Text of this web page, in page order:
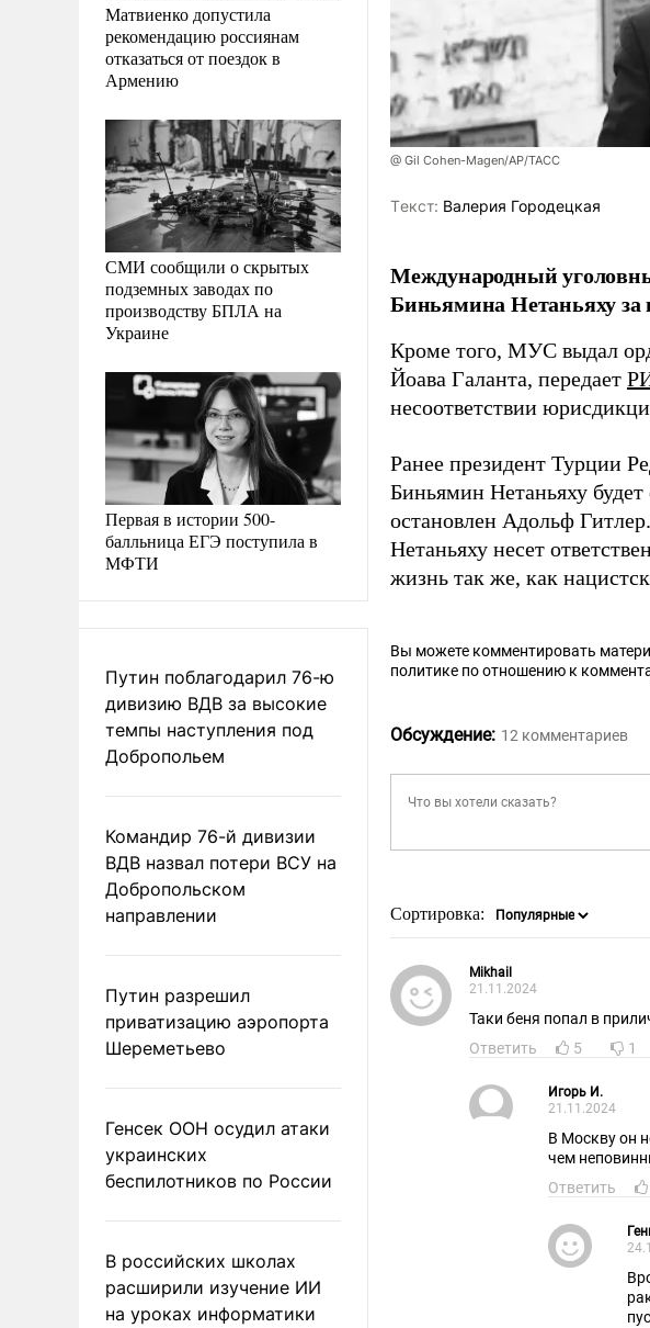
Матвиенко допустила
рекомендацию россиянам
отказаться от поездок в
Армению
СМИ сообщили о скрытых
подземных заводах по
производству БПЛА на
Украине
Первая в истории 500-
балльница ЕГЭ поступила в
МФТИ
Путин поблагодарил 76-ю
дивизию ВДВ за высокие
темпы наступления под
Добропольем
Командир 76-й дивизии
ВДВ назвал потери ВСУ на
Добропольском
направлении
Путин разрешил
приватизацию аэропорта
Шереметьево
Генсек ООН осудил атаки
украинских
беспилотников по России
В российских школах
расширили изучение ИИ
на уроках информатики
@ Gil Cohen-Magen/AP/ТАСС
Tекст: Валерия Городецкая
Международный
Биньямина Нетаньяху за
Кроме того, МУС выдал
Йоава Галанта, передает
несоответствии
Ранее президент Турции
Биньямин Нетаньяху
остановлен Адольф
Нетаньяху несет
жизнь так же, как
Вы можете комментировать
политике по отношению к
Обсуждение: 12 комментариев
Сортировка:
Mikhail
21.11.2024
Таки беня попал в
Ответить
5 1
Игорь И.
21.11.2024
В Москву он
чем
Ответить